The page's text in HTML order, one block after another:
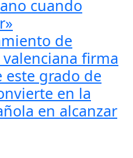
cuando
de
firma
este grado de
en la
en alcanzar